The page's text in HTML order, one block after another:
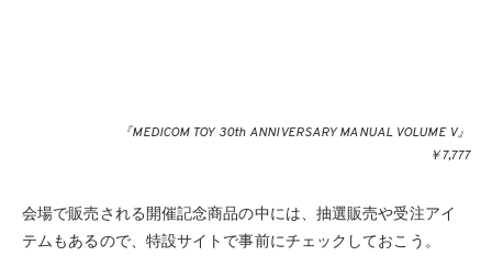
『MEDICOM TOY 30th ANNIVERSARY MANUAL VOLUME V』
￥7,777
会場で販売される開催記念商品の中には、抽選販売や受注アイ
テムもあるので、特設サイトで事前にチェックしておこう。